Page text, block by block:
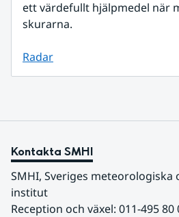
ett värdefullt hjälpmedel när
skurarna.
Radar
Kontakta SMHI
SMHI, Sveriges meteorologiska
institut
Reception och växel: 011-495 80